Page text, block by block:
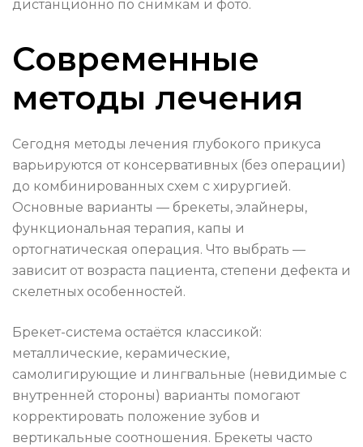
дистанционно по снимкам и фото.
Современные
методы лечения
Сегодня методы лечения глубокого прикуса
варьируются от консервативных (без операции)
до комбинированных схем с хирургией.
Основные варианты — брекеты, элайнеры,
функциональная терапия, капы и
ортогнатическая операция. Что выбрать —
зависит от возраста пациента, степени дефекта и
скелетных особенностей.
Брекет-система остаётся классикой:
металлические, керамические,
самолигирующие и лингвальные (невидимые с
внутренней стороны) варианты помогают
корректировать положение зубов и
вертикальные соотношения. Брекеты часто